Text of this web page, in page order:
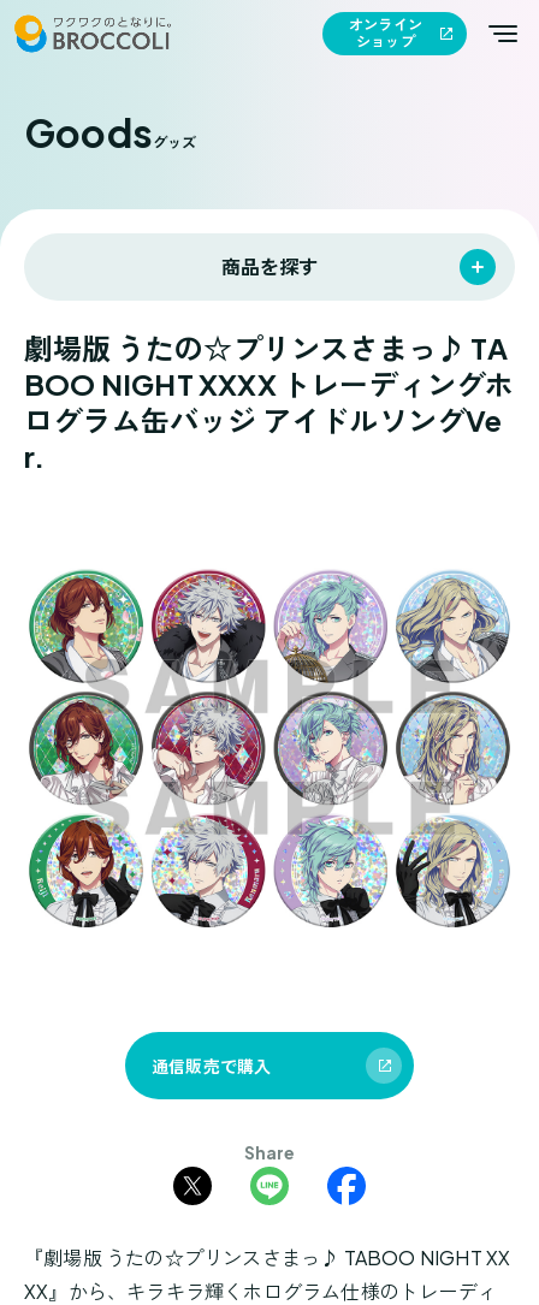
オンライン
ショップ
Goodsグッズ
商品を探す
劇場版 うたの☆プリンスさまっ♪ TA
BOO NIGHT XXXX トレーディングホ
ログラム缶バッジ アイドルソングVe
r.
通信販売で購入
Share
『劇場版 うたの☆プリンスさまっ♪ TABOO NIGHT XX
XX』から、キラキラ輝くホログラム仕様のトレーディ